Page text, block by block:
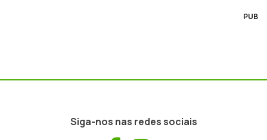
PUB
Siga-nos nas redes sociais